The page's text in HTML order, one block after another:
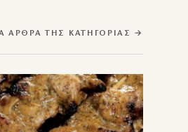
ΆΡΘΡΑ ΤΗΣ ΚΑΤΗΓΟΡΊΑΣ →